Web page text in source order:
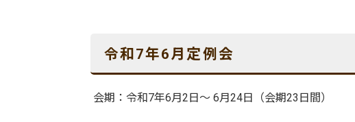
令和7年6 月定例会
会期：令和7年6月2日〜 6月24日（会期23日間）